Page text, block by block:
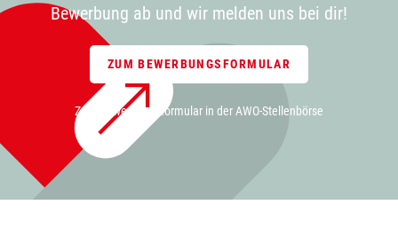
Bewerbung ab und wir melden uns bei dir!
ZUM BEWERBUNGSFORMULAR
Zum Bewerbungsformular in der AWO-Stellenbörse